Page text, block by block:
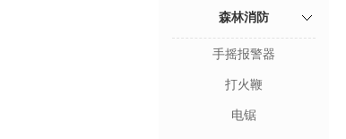
森林消防
手摇报警器
打火鞭
电锯